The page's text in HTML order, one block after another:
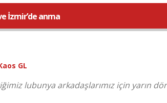
İzmir’de anma
GL
lubunya arkadaşlarımız için yarın